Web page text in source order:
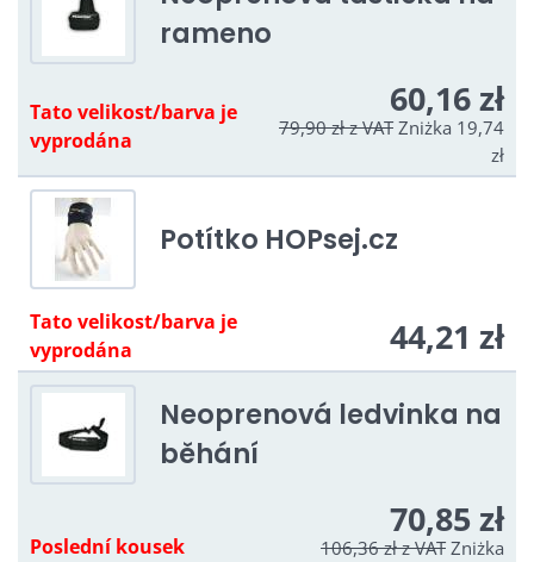
rameno
Tato velikost/barva je
vyprodána
60,16 zł
79,90 złz VATZniżka 19,74
zł
Potítko HOPsej.cz
Tato velikost/barva je
vyprodána
44,21 zł
Neoprenová ledvinka na
běhání
Poslední kousek
70,85 zł
106,36 złz VATZniżka